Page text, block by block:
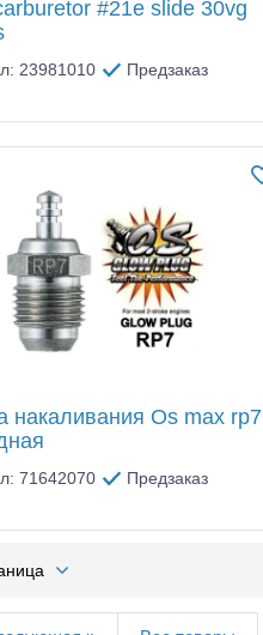
#21e slide 30vg
23981010 Предзаказ
накаливания Os max rp7
71642070 Предзаказ